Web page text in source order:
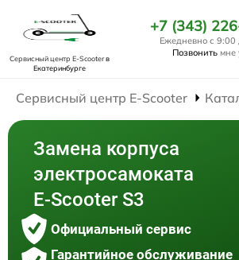
Сервисный центр E-Scooterв
Екатеринбурге
+7 (343)
Ежедневно с 9:00
Позвонить мне
Сервисный центр E-Scooter
Замена корпуса
электросамоката
E-Scooter S3
Официальный сервис
Гарантийное обслуживание